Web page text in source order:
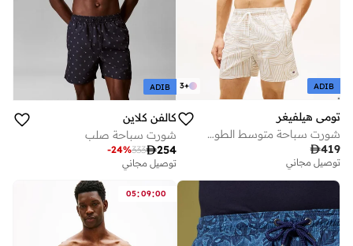
+
3 ADIB
تومي هيلفيغر
شورت سباحة متوسط الطول مزين بطبعات
419
توصيل مجاني
ADIB
كالفن كلاين
شورت سباحة صلب
254
333
-24%
توصيل مجاني
05:09:00